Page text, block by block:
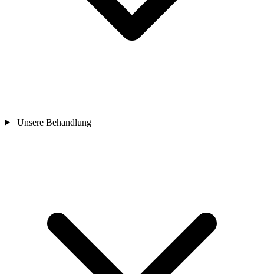
Unsere Behandlung